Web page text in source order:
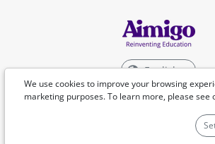
We use cookies to improve your browsing
marketing purposes. To learn more, please see
English
©Aimigo 2026